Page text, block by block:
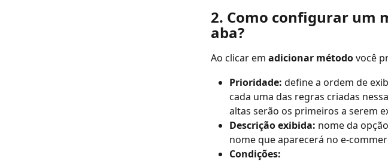
2. Como configurar um
aba?
Ao clicar em adicionar método você
Prioridade: define a ordem de
cada uma das regras criadas
altas serão os primeiros a serem
Descrição exibida: nome da
nome que aparecerá no e-
Condições: